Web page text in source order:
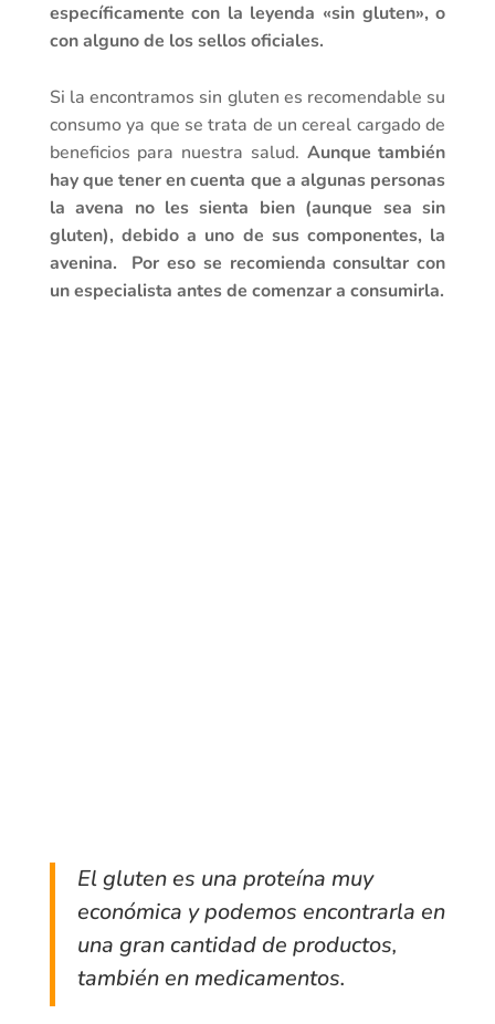
específicamente con la leyenda «sin gluten», o
con alguno de los sellos oficiales.
Si la encontramos sin gluten es recomendable su
consumo ya que se trata de un cereal cargado de
beneficios para nuestra salud. Aunque también
hay que tener en cuenta que a algunas personas
la avena no les sienta bien (aunque sea sin
gluten), debido a uno de sus componentes, la
avenina. Por eso se recomienda consultar con
un especialista antes de comenzar a consumirla.
El gluten es una proteína muy
económica y podemos encontrarla en
una gran cantidad de productos,
también en medicamentos.